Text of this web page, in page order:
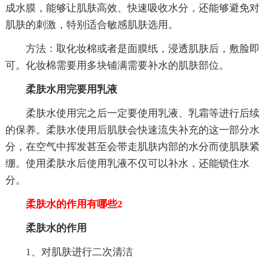
成水膜，能够让肌肤高效、快速吸收水分，还能够避免对
肌肤的刺激，特别适合敏感肌肤选用。
方法：取化妆棉或者是面膜纸，浸透肌肤后，敷脸即
可。化妆棉需要用多块铺满需要补水的肌肤部位。
柔肤水用完要用乳液
柔肤水使用完之后一定要使用乳液、乳霜等进行后续
的保养。柔肤水使用后肌肤会快速流失补充的这一部分水
分，在空气中挥发甚至会带走肌肤内部的水分而使肌肤紧
绷。使用柔肤水后使用乳液不仅可以补水，还能锁住水
分。
柔肤水的作用有哪些2
柔肤水的作用
1、对肌肤进行二次清洁